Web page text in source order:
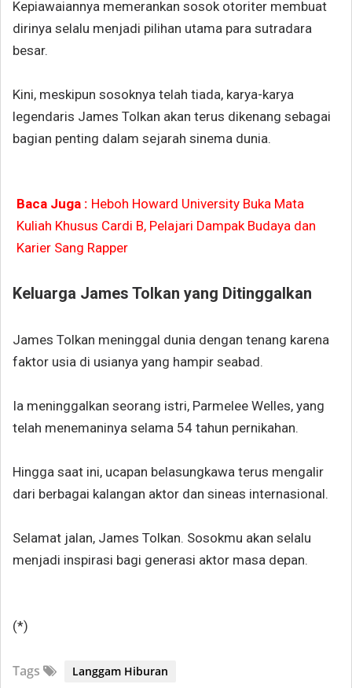
Kepiawaiannya memerankan sosok otoriter membuat
dirinya selalu menjadi pilihan utama para sutradara
besar.
Kini, meskipun sosoknya telah tiada, karya-karya
legendaris James Tolkan akan terus dikenang sebagai
bagian penting dalam sejarah sinema dunia.
Baca Juga : Heboh Howard University Buka Mata
Kuliah Khusus Cardi B, Pelajari Dampak Budaya dan
Karier Sang Rapper
Keluarga James Tolkan yang Ditinggalkan
James Tolkan meninggal dunia dengan tenang karena
faktor usia di usianya yang hampir seabad.
Ia meninggalkan seorang istri, Parmelee Welles, yang
telah menemaninya selama 54 tahun pernikahan.
Hingga saat ini, ucapan belasungkawa terus mengalir
dari berbagai kalangan aktor dan sineas internasional.
Selamat jalan, James Tolkan. Sosokmu akan selalu
menjadi inspirasi bagi generasi aktor masa depan.
(*)
Tags Langgam Hiburan